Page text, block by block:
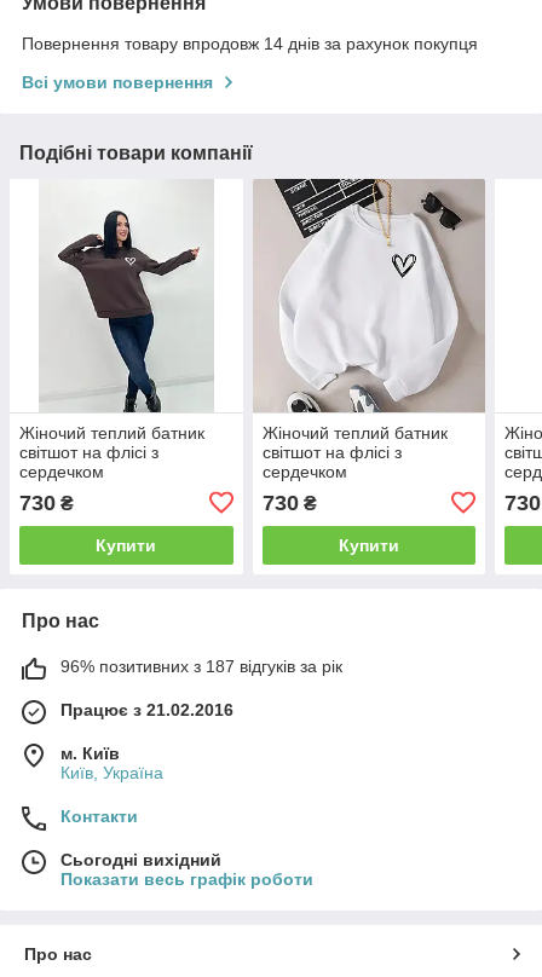
Повернення товару впродовж 14 днів за рахунок покупця
Всі умови повернення
Подібні товари компанії
Жіночий теплий батник
світшот на флісі з
сердечком
730 ₴
Купити
Жіночий теплий батник
світшот на флісі з
сердечком
730₴
Купити
730
Про нас
96% позитивних з 187 відгуків за рік
Працює з 21.02.2016
м. Київ
Київ, Україна
Контакти
Сьогодні вихідний
Показати весь графік роботи
Про нас